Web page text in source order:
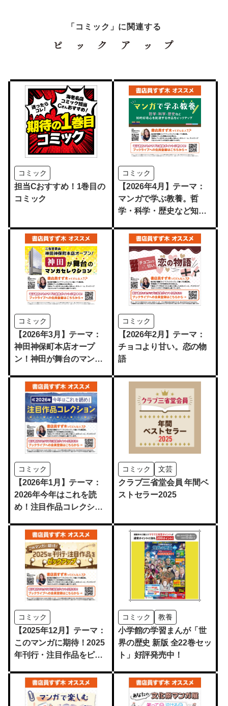
「コミック」に関連する
コミック
担当Cおすすめ！1巻目の
コミック
コミック
【2026年4月】テーマ：
マンガで学ぶ教養。哲
学・科学・歴史など知的
ピックアップ
コミック
【2026年3月】テーマ：
神田神保町本店オープ
ン！神田が舞台のマンガ
コミック
【2026年2月】テーマ：
チョコより甘い。恋の物
語
コミック
【2026年1月】テーマ：
2026年今年はこれを読
め！注目作品コレクショ
コミック 文芸
クラブ三省堂会員 年間ベ
ストセラー2025
コミック
【2025年12月】テーマ：
このマンガに期待！2025
年刊行・注目作品をピッ
コミック 教養
小学館の学習まんが「世
界の歴史 新版 全22巻セッ
ト」好評発売中！